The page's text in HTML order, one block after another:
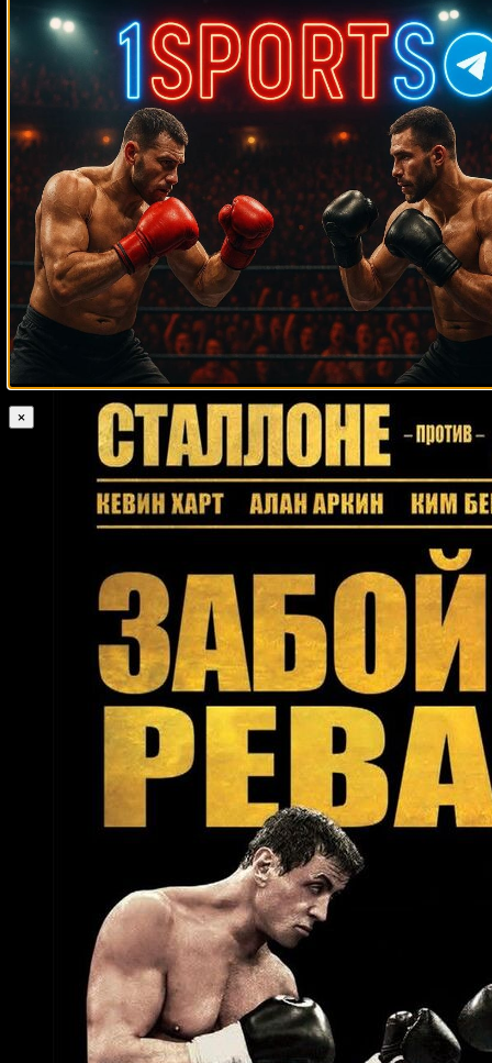
Случайные боксеры
Рауль Пинсон Джоэл Касамайор Энтони Эрнандес
Тор Хеймер
Эдвин Васкес
Эгидиюс Каваляускас Дэвид Туа
Винченцо
Белкастро
Йеури Андухар Кохэй Коно Рафаэл Зумбану
Энтони Смит
Джин Танни
Консепсьон Веласкес Сонни Листон
Робби Педен
Фаррен Комо Джон Олдерсон Нэйтен Горман Эдмен Шахбазян
Бела Дьендьеши Ларри Фрейзер
Насрат Хакпараст
Бадди Баер Исраэль Гонсалес Джулиан Уиллер Леви Биллапс Нино
Гонсалес Анхель Чакон Игорь Михалкин
Титульные
бои по боксу Мэтью Грир
Гуты Эспадас-младший
Хосе Луис Эстевен Джонни Болдуин Кен Нортон Винс Филипс Мэтт
Легг Билли Джо Сондерс Серхио Агила
Омар Габриэль Вейс
Клаудио Виктор Мартине Иван Попока Ноэл Куарлесс
×